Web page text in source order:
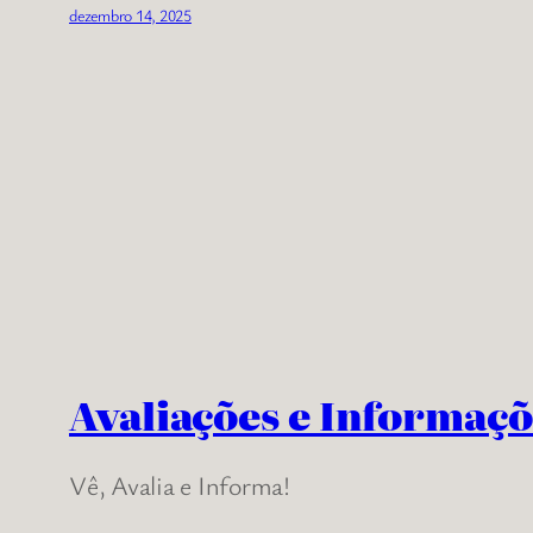
dezembro 14, 2025
Avaliações e
Vê, Avalia e Informa!